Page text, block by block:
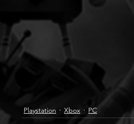
Playstation Xbox PC